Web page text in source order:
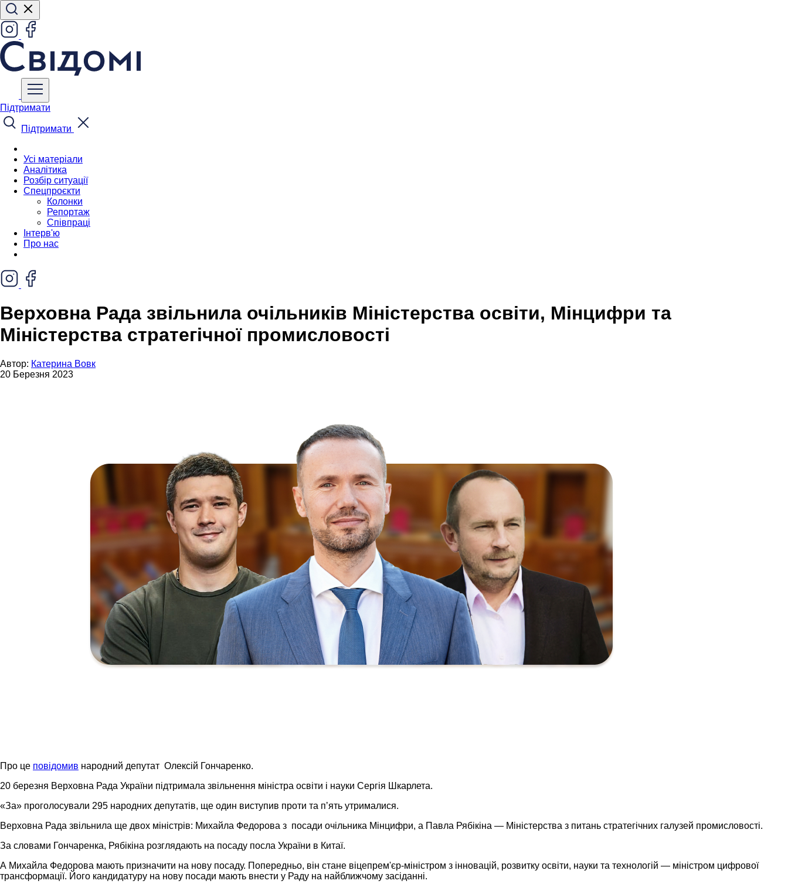
Підтримати
Підтримати
Усі матеріали
Аналітика
Розбір ситуації
Спецпроєкти
Колонки
Репортаж
Співпраці
Інтерв'ю
Про нас
Верховна Рада звільнила очільників Міністерства освіти, Мінцифри та
Міністерства стратегічної промисловості
Автор: Катерина Вовк
20 Березня 2023
Про це повідомив народний депутат Олексій Гончаренко.
20 березня Верховна Рада України підтримала звільнення міністра освіти і науки Сергія Шкарлета.
«За» проголосували 295 народних депутатів, ще один виступив проти та пʼять утрималися.
Верховна Рада звільнила ще двох міністрів: Михайла Федорова з посади очільника Мінцифри, а Павла Рябікіна — Міністерства з питань стратегічних галузей промисловості.
За словами Гончаренка, Рябікіна розглядають на посаду посла України в Китаї.
А Михайла Федорова мають призначити на нову посаду. Попередньо, він стане віцепрем'єр-міністром з інновацій, розвитку освіти, науки та технологій — міністром цифрової
трансформації. Його кандидатуру на нову посади мають внести у Раду на найближчому засіданні.